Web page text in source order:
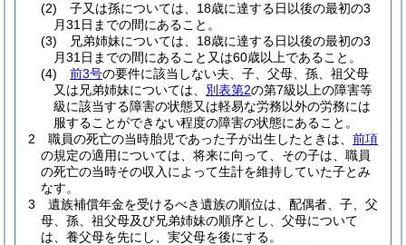
(2)
子又は孫については、18歳に達する日以後の最初の3
月31日までの間にあること。
(3)
兄弟姉妹については、18歳に達する日以後の最初の3
月31日までの間にあること又は60歳以上であること。
(4)
前3号の要件に該当しない夫、子、父母、孫、祖父母
又は兄弟姉妹については、 別表第2の第7級以上の障害等
級に該当する障害の状態又は軽易な労務以外の労務には
服することができない程度の障害の状態にあること。
2
職員の死亡の当時胎児であった子が出生したときは、 前項
の規定の適用については、将来に向って、その子は、職員
の死亡の当時その収入によって生計を維持していた子とみ
なす。
3
遺族補償年金を受けるべき遺族の順位は、配偶者、子、父
母、孫、祖父母及び兄弟姉妹の順序とし、父母について
は、養父母を先にし、実父母を後にする。